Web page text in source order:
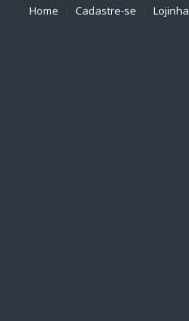
Home
Cadastre-se Lojinha